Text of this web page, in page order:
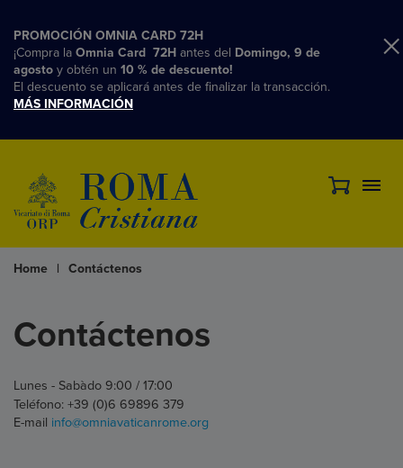
PROMOCIÓN OMNIA CARD 72H
¡Compra la Omnia Card 72H antes del Domingo, 9 de
agosto y obtén un 10 % de descuento!
El descuento se aplicará antes de finalizar la transacción.
MÁS INFORMACIÓN
Home | Contáctenos
Contáctenos
Lunes - Sabàdo 9:00 / 17:00
Teléfono: +39 (0)6 69896 379
E-mail info@omniavaticanrome.org